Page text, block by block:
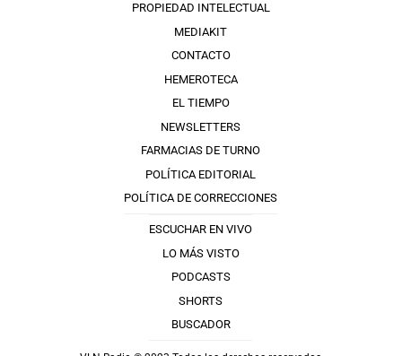
PROPIEDAD INTELECTUAL
MEDIAKIT
CONTACTO
HEMEROTECA
EL TIEMPO
NEWSLETTERS
FARMACIAS DE TURNO
POLÍTICA EDITORIAL
POLÍTICA DE CORRECCIONES
ESCUCHAR EN VIVO
LO MÁS VISTO
PODCASTS
SHORTS
BUSCADOR